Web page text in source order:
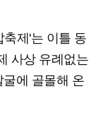
제'는 이틀 동
사상 유례없는
에 골몰해 온